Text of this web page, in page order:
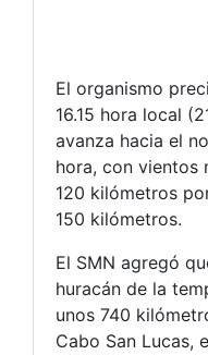
El organismo
16.15 hora local
avanza hacia el
hora, con vientos
120 kilómetros
150 kilómetros.
El SMN agregó
huracán de la
unos 740
Cabo San Lucas,